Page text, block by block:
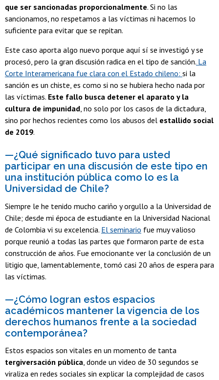
que ser sancionadas proporcionalmente. Si no las
sancionamos, no respetamos a las víctimas ni hacemos lo
suficiente para evitar que se repitan.
Este caso aporta algo nuevo porque aquí sí se investigó y se
procesó, pero la gran discusión radica en el tipo de sanción. La
Corte Interamericana fue clara con el Estado chileno: si la
sanción es un chiste, es como si no se hubiera hecho nada por
las víctimas. Este fallo busca detener el aparato y la
cultura de impunidad, no solo por los casos de la dictadura,
sino por hechos recientes como los abusos del estallido social
de 2019.
—¿Qué significado tuvo para usted
participar en una discusión de este tipo en
una institución pública como lo es la
Universidad de Chile?
Siempre le he tenido mucho cariño y orgullo a la Universidad de
Chile; desde mi época de estudiante en la Universidad Nacional
de Colombia vi su excelencia. El seminario fue muy valioso
porque reunió a todas las partes que formaron parte de esta
construcción de años. Fue emocionante ver la conclusión de un
litigio que, lamentablemente, tomó casi 20 años de espera para
las víctimas.
—¿Cómo logran estos espacios
académicos mantener la vigencia de los
derechos humanos frente a la sociedad
contemporánea?
Estos espacios son vitales en un momento de tanta
tergiversación pública, donde un video de 30 segundos se
viraliza en redes sociales sin explicar la complejidad de casos